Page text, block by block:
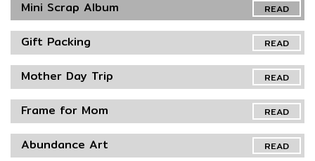
READ
Mini Scrap Album
READ
Gift Packing
READ
Mother Day Trip
READ
Frame for Mom
READ
Abundance Art